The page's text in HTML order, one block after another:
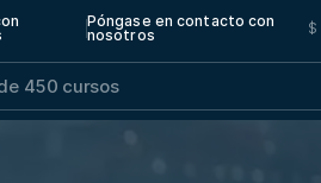
Póngase en contacto con
nosotros
$